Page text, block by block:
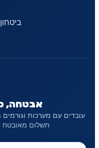
אבטחה,
עובדים עם מערכות
תשלום מאובטח